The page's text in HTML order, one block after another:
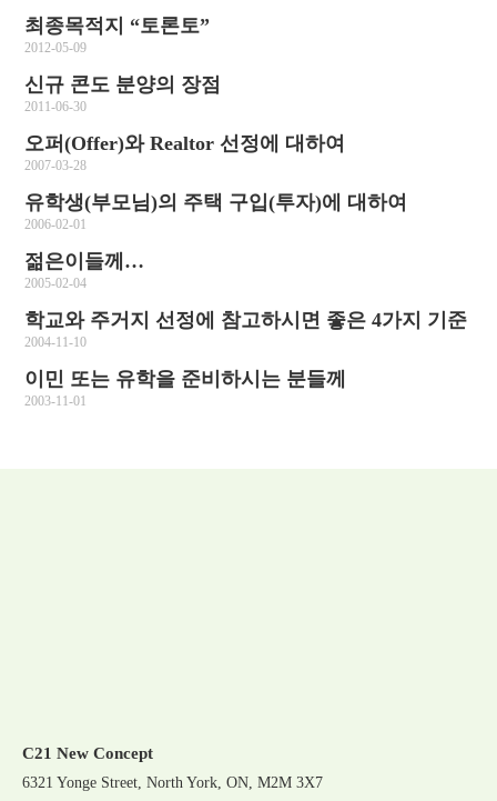
최종목적지 “토론토”
2012-05-09
신규 콘도 분양의 장점
2011-06-30
오퍼(Offer)와 Realtor 선정에 대하여
2007-03-28
유학생(부모님)의 주택 구입(투자)에 대하여
2006-02-01
젊은이들께…
2005-02-04
학교와 주거지 선정에 참고하시면 좋은 4가지 기준
2004-11-10
이민 또는 유학을 준비하시는 분들께
2003-11-01
C21 New Concept
6321 Yonge Street, North York, ON, M2M 3X7